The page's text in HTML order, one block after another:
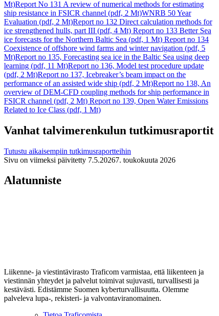
Mt)Report No 131 A review of numerical methods for estimating
ship resistance in FSICR channel (pdf, 2 Mt)WNRB 50 Year
Evaluation (pdf, 2 Mt)Report no 132 Direct calculation methods for
ice strengthened hulls, part III (pdf, 4 Mt) Report no 133 Better Sea
ice forecasts for the Northern Baltic Sea (pdf, 1 Mt) Report no 134
Coexistence of offshore wind farms and winter navigation (pdf, 5
Mt)Report no 135, Forecasting sea ice in the Baltic Sea using deep
learning (pdf, 11 Mt)Report no 136, Model test procedure update
(pdf, 2 Mt)Report no 137, Icebreaker’s beam impact on the
performance of an assisted wide ship (pdf, 2 Mt)Report no 138, An
overview of DEM-CFD coupling methods for ship performance in
FSICR channel (pdf, 2 Mt) Report no 139, Open Water Emissions
Related to Ice Class (pdf, 1 Mt)
Vanhat talvimerenkulun tutkimusraportit
Tutustu aikaisempiin tutkimusraportteihin
Sivu on viimeksi päivitetty 7.5.20267. toukokuuta 2026
Alatunniste
Liikenne- ja viestintävirasto Traficom varmistaa, että liikenteen ja
viestinnän yhteydet ja palvelut toimivat sujuvasti, turvallisesti ja
kestävästi. Edistämme Suomen kyberturvallisuutta. Olemme
palveleva lupa-, rekisteri- ja valvontaviranomainen.